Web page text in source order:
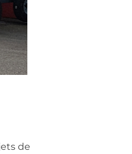
de